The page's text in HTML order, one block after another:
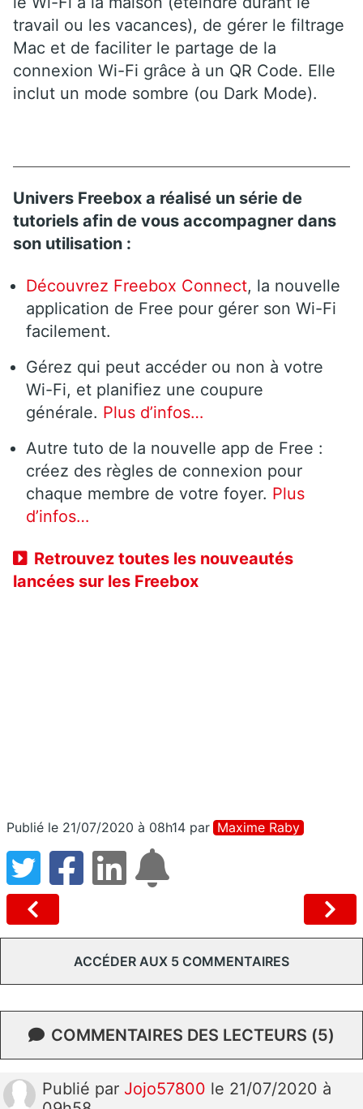
travail ou les vacances), de gérer le filtrage
Mac et de faciliter le partage de la
connexion Wi-Fi grâce à un QR Code. Elle
inclut un mode sombre (ou Dark Mode).
Univers Freebox a réalisé un série de
tutoriels afin de vous accompagner dans
son utilisation :
Découvrez Freebox Connect, la nouvelle
application de Free pour gérer son Wi-Fi
facilement.
Gérez qui peut accéder ou non à votre
Wi-Fi, et planifiez une coupure
générale. Plus d’infos…
Autre tuto de la nouvelle app de Free :
créez des règles de connexion pour
chaque membre de votre foyer. Plus
d’infos…
Retrouvez toutes les nouveautés
lancées sur les Freebox
Publié le 21/07/2020 à 08h14 par Maxime Raby
ACCÉDER AUX 5 COMMENTAIRES
COMMENTAIRES DES LECTEURS (5)
Publié par Jojo57800 le 21/07/2020 à